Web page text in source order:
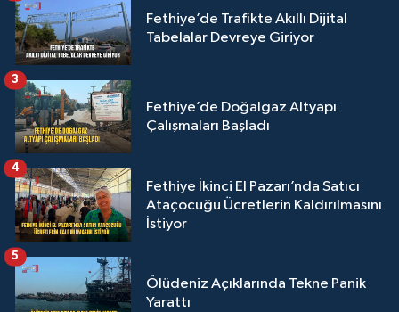
Fethiye’de Trafikte Akıllı Dijital
Tabelalar Devreye Giriyor
Fethiye’de Doğalgaz Altyapı
Çalışmaları Başladı
3
Fethiye İkinci El Pazarı’nda Satıcı
Ataçocuğu Ücretlerin Kaldırılmasını
İstiyor
4
Ölüdeniz Açıklarında Tekne Panik
Yarattı
5